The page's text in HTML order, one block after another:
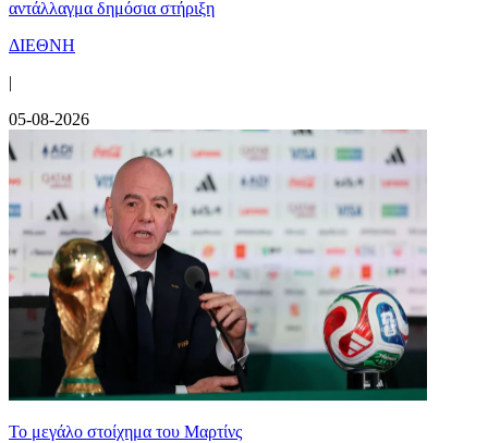
αντάλλαγμα δημόσια στήριξη
ΔΙΕΘΝΗ
|
05-08-2026
Το μεγάλο στοίχημα του Μαρτίνς